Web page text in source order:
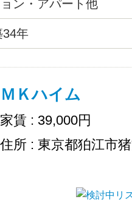
ン・アパート他
年
ＭＫハイム
家賃 : 39,000円
住所 : 東京都狛江市